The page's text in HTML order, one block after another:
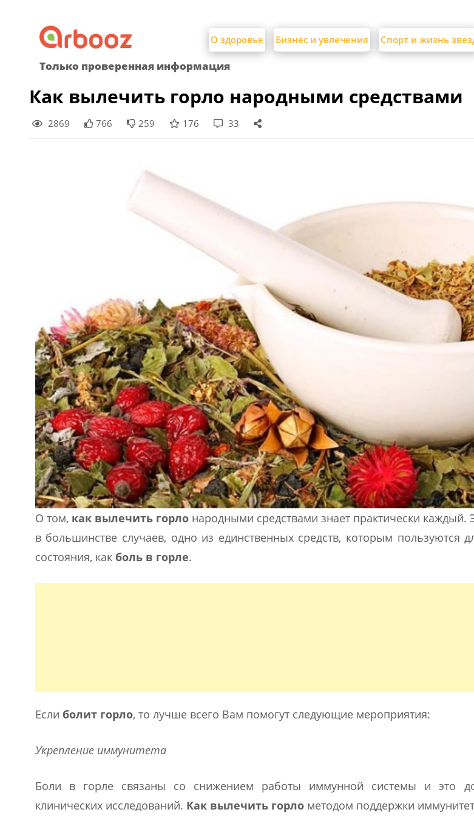
content
О здоровье Бизнес и увлечения Спорт и жизнь
Только проверенная информация
Как вылечить горло народными средствами
2869 766 259 176 33
О том, как вылечить горлонародными средствами знает практически каждый.
в большинстве случаев, одно из единственных средств, которым пользуются
состояния, как боль в горле.
Если болит горло, то лучше всего Вам помогут следующие мероприятия:
Укрепление иммунитета
Боли в горле связаны со снижением работы иммунной системы и это
клинических исследований. Как вылечить горлометодом поддержки